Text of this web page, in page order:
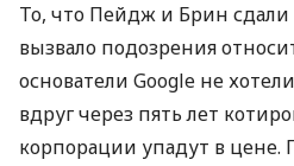
То, что Пейдж и Брин
вызвало подозрения
основатели Google не
вдруг через пять лет
корпорации упадут в цене.